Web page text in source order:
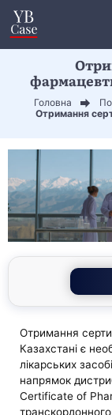
Головна
Отримання
Отримання
Казахстані є
лікарських
напрямок
Certificate of